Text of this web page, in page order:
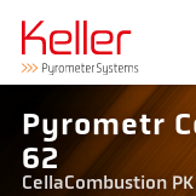
Pyrometr
62
CellaCombustion